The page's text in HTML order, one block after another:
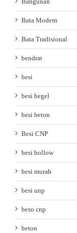
Bata Modern
Bata Tradisional
bendrat
besi
besi begel
besi beton
Besi CNP
besi hollow
besi murah
besi unp
beso cnp
beton